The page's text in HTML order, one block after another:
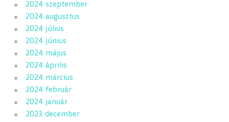
2024. szeptember
2024. augusztus
2024. július
2024. június
2024. május
2024. április
2024. március
2024. február
2024. január
2023. december